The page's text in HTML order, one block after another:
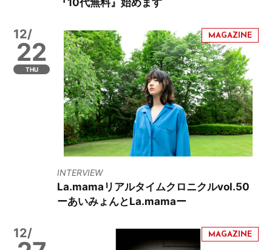
『10代無料』始めます
12/
22
THU
INTERVIEW
La.mamaリアルタイムクロニクルvol.50
ーあいみょんとLa.mamaー
12/